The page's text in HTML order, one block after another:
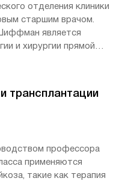
отделения клиники
старшим врачом.
является
и хирургии прямой
рака кишечника
медицинских наук
клинику в конце
трансплантации
профессора
применяются
такие как терапия